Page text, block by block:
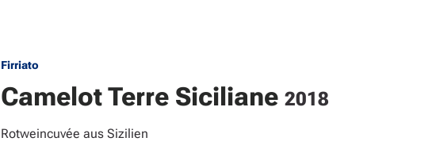
Firriato
Camelot Terre Siciliane2018
Rotweincuvée aus Sizilien